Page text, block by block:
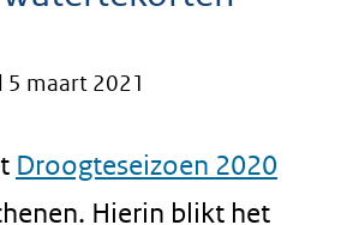
5 maart 2021
Droogteseizoen 2020
Hierin blikt het